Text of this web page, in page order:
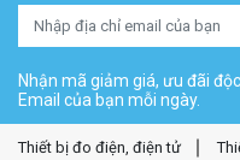
Nhận mã giảm giá, ưu đãi
Email của bạn mỗi ngày.
Thiết bị đo điện, điện tử